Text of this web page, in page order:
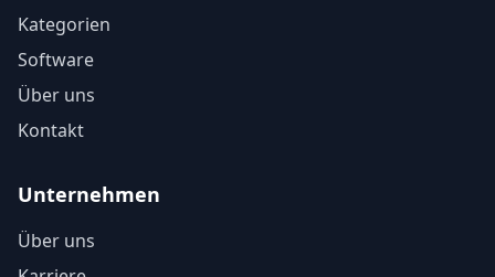
Kategorien
Software
Über uns
Kontakt
Unternehmen
Über uns